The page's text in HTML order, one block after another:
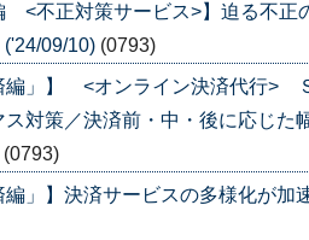
<不正対策サービス>】迫る不正
09/10) (0793)
編」】 <オンライン決済代行>
対策／決済前・中・後に応じた
(0793)
」】決済サービスの多様化が加